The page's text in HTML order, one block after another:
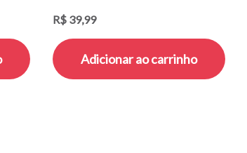
R$ 39,99
Adicionar ao carrinho